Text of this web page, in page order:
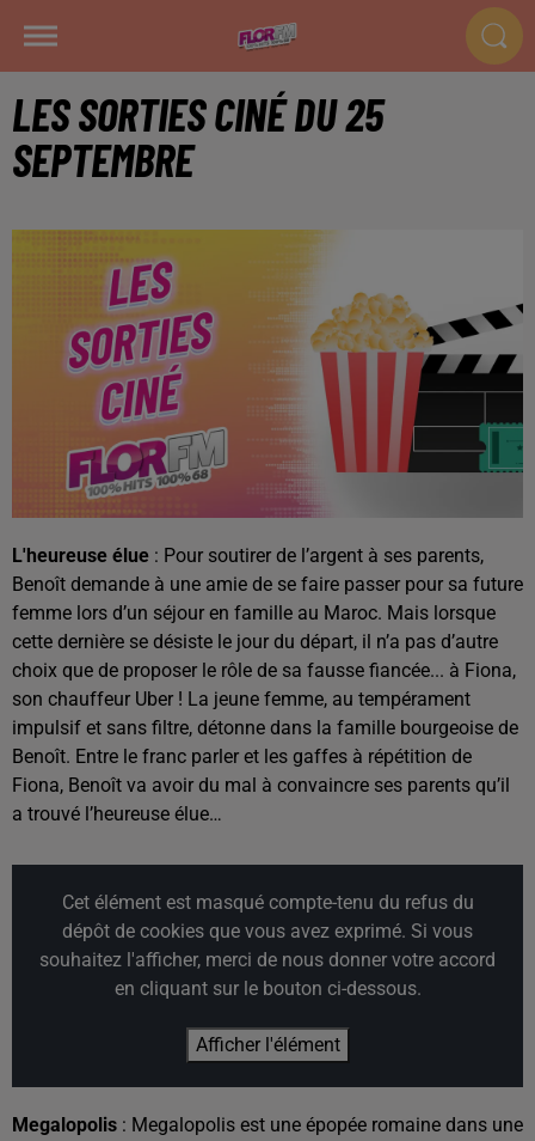
LES SORTIES CINÉ DU 25
SEPTEMBRE
L'heureuse élue : Pour soutirer de l’argent à ses parents,
Benoît demande à une amie de se faire passer pour sa future
femme lors d’un séjour en famille au Maroc. Mais lorsque
cette dernière se désiste le jour du départ, il n’a pas d’autre
choix que de proposer le rôle de sa fausse fiancée... à Fiona,
son chauffeur Uber ! La jeune femme, au tempérament
impulsif et sans filtre, détonne dans la famille bourgeoise de
Benoît. Entre le franc parler et les gaffes à répétition de
Fiona, Benoît va avoir du mal à convaincre ses parents qu’il
a trouvé l’heureuse élue…
Cet élément est masqué compte-tenu du refus du
dépôt de cookies que vous avez exprimé. Si vous
souhaitez l'afficher, merci de nous donner votre accord
en cliquant sur le bouton ci-dessous.
Afficher l'élément
Megalopolis : Megalopolis est une épopée romaine dans une